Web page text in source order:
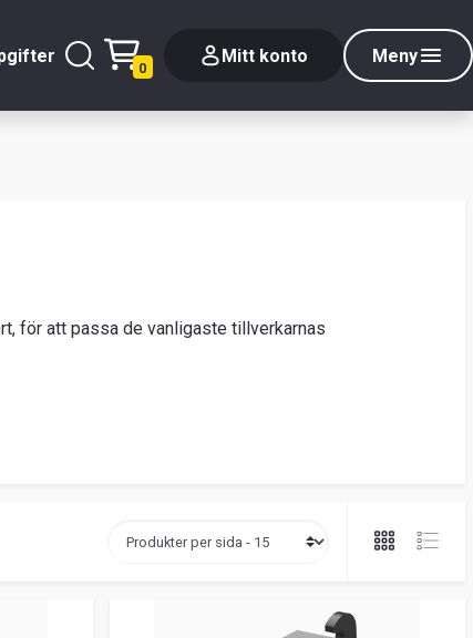
0
Mitt konto Meny
för att passa de vanligaste tillverkarnas